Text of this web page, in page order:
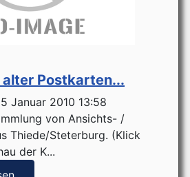
alter Postkarten...
Januar 2010 13:58
von Ansichts- /
Thiede/Steterburg. (Klick
der K...